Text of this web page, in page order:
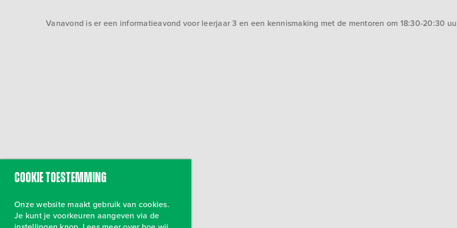
Vanavond is er een informatieavond voor leerjaar 3 en een kennismaking met de mentoren om 18:30-20:30
Cookie toestemming
Onze website maakt gebruik van cookies.
Je kunt je voorkeuren aangeven via de